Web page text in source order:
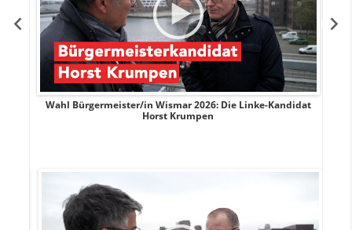
Wahl Bürgermeister/in Wismar 2026: Die Linke-Kandidat
Horst Krumpen